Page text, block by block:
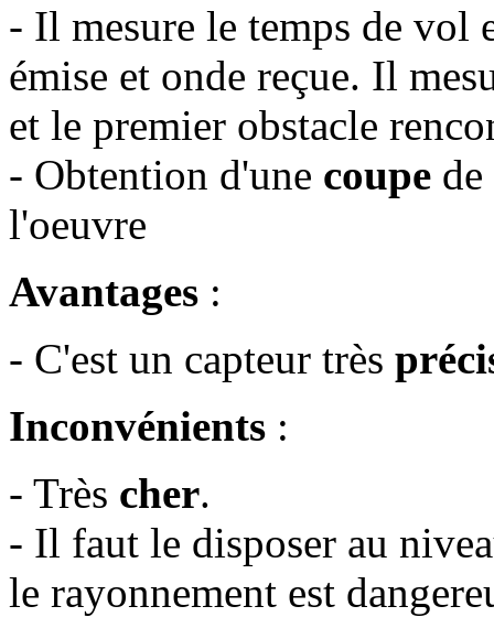
- Il mesure le temps de vol
émise et onde reçue. Il
et le premier obstacle
- Obtention d'une coupe
l'oeuvre
Avantages :
- C'est un capteur très
Inconvénients :
- Très cher.
- Il faut le disposer au
le rayonnement est